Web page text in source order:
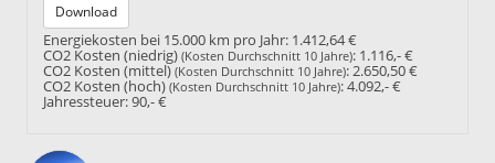
Download
Energiekosten bei 15.000 km pro Jahr: 1.412,64 €
CO2 Kosten (niedrig) (Kosten Durchschnitt 10 Jahre): 1.116,- €
CO2 Kosten (mittel) (Kosten Durchschnitt 10 Jahre):2.650,50 €
CO2 Kosten (hoch) (Kosten Durchschnitt 10 Jahre):4.092,- €
Jahressteuer:90,- €